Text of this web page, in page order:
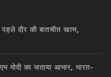
दौर की बातचीत खत्म,
मोदी का जताया आभार, भारत-